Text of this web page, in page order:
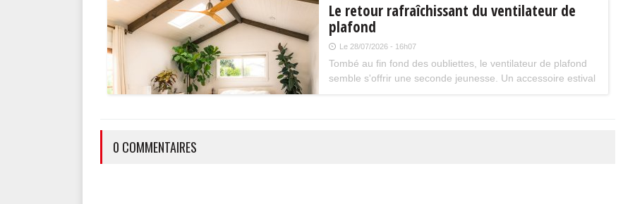
Le retour rafraîchissant du ventilateur de
plafond
Le 28/07/2026 - 16h07
Tombé au fin fond des oubliettes, le ventilateur de plafond
semble s'offrir une seconde jeunesse. Un accessoire estival
0 COMMENTAIRES